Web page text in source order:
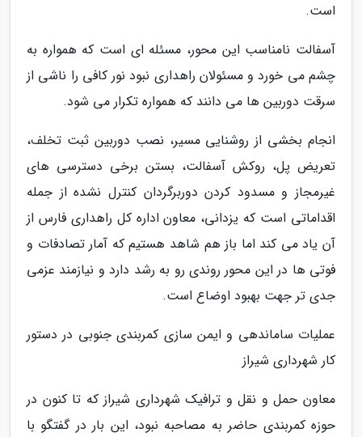
است.
آسفالت نامناسب این محور، مسئله ای است که همواره به
چشم می خورد و مسئولان راهداری نبود نور کافی را ناشی از
سرقت دوربین ها می دانند که همواره تکرار می شود.
انجام بخشی از روشنایی مسیر، نصب دوربین ثبت تخلف،
تعریض پل، روکش آسفالت، بستن برخی دسترسی های
غیرمجاز و مسدود کردن دوربرگردان کنترل نشده از جمله
اقداماتی است که یزدانی، معاون اداره کل راهداری فارس از
آن یاد می کند اما باز هم شاهد هستیم که آمار تصادفات و
فوتی ها در این محور روندی رو به رشد دارد و نیازمند عزمی
جدی تر جهت بهبود اوضاع است.
عملیات ساماندهی و ایمن سازی کمربندی جنوبی در دستور
کار شهرداری شیراز
معاون حمل و نقل و ترافیک شهرداری شیراز که تا کنون در
حوزه کمربندی حاضر به مصاحبه نبود، این بار در گفتگو با